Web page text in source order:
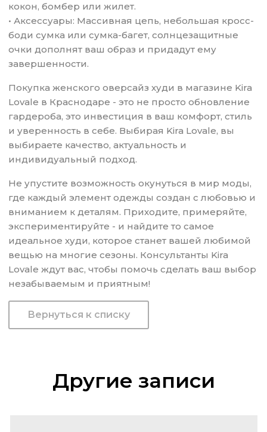
кокон, бомбер или жилет.
• Аксессуары: Массивная цепь, небольшая кросс-
боди сумка или сумка-багет, солнцезащитные
очки дополнят ваш образ и придадут ему
завершенности.
Покупка женского оверсайз худи в магазине Kira
Lovale в Краснодаре - это не просто обновление
гардероба, это инвестиция в ваш комфорт, стиль
и уверенность в себе. Выбирая Kira Lovale, вы
выбираете качество, актуальность и
индивидуальный подход.
Не упустите возможность окунуться в мир моды,
где каждый элемент одежды создан с любовью и
вниманием к деталям. Приходите, примеряйте,
экспериментируйте - и найдите то самое
идеальное худи, которое станет вашей любимой
вещью на многие сезоны. Консультанты Kira
Lovale ждут вас, чтобы помочь сделать ваш выбор
незабываемым и приятным!
Вернуться к списку
Другие записи